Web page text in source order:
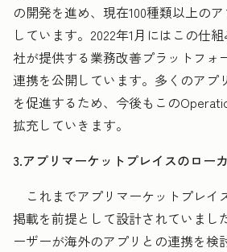
の開発を進め、現在100種類以上の
しています。2022年1月にはこの仕
社が提供する業務改善プラットフォ
連携を公開しています。多くのアプ
を促進するため、今後もこの
拡充していきます。
3.アプリマーケットプレイスのロー
これまでアプリマーケットプレイ
掲載を前提として設計されていまし
ーザーが海外のアプリとの連携を検